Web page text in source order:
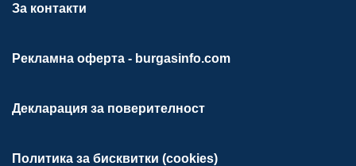
За контакти
Рекламна оферта - burgasinfo.com
Декларация за поверителност
Политика за бисквитки (cookies)